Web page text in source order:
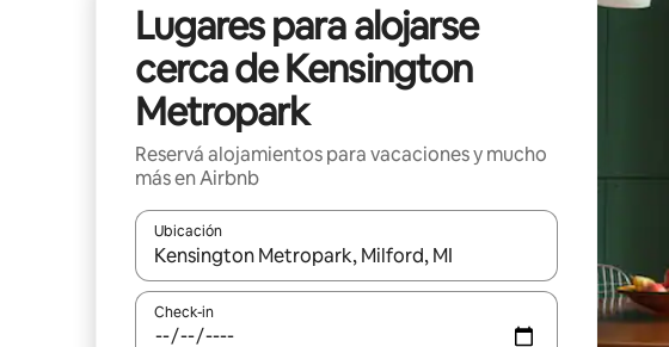
Lugares para alojarse
cerca de Kensington
Metropark
Reservá alojamientos para vacaciones y mucho
más en Airbnb
Ubicación
Cuando los resultados estén disponibles, navegá con las teclas
Check-in